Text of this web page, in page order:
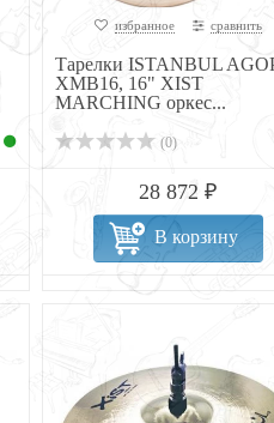
избранное сравнить
Тарелки ISTANBUL
XMB16, 16" XIST
MARCHING оркес...
(0)
28 872 ₽
В корзину